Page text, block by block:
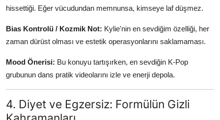
hissettiği. Eğer vücudundan memnunsa, kimseye laf düşmez.
Bias Kontrolü / Kozmik Not: Kylie'nin en sevdiğim özelliği, her
zaman dürüst olması ve estetik operasyonlarını saklamaması.
Mood Önerisi: Bu konuyu tartışırken, en sevdiğin K-Pop
grubunun dans pratik videolarını izle ve enerji depola.
4. Diyet ve Egzersiz: Formülün Gizli